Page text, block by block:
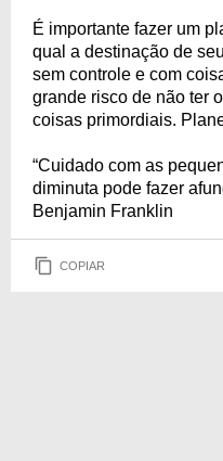
É importante fazer um
qual a destinação de
sem controle e com
grande risco de não ter
coisas primordiais.
“Cuidado com as
diminuta pode fazer
Benjamin Franklin
COPIAR